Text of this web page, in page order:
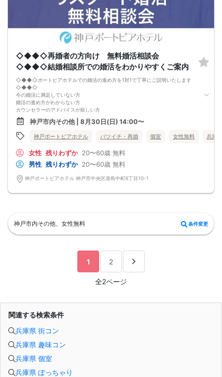
カップルになられた方は、パーティー終了後
お二人でのお時間をお過ごしくださいませ。
※本イベントの最少催行人数は男女各3名です。
※参加人数や会場の都合により、やむを得ず開催中止と判断する場合がございま
-------------------------------------------------------
当日の持ち物
・ご本人様確認書類（運転免許証・保険証など生年月日の記載がある公的な証明
書）を忘れずご持参ください。
※その他、各イベントの内容・注意事項の記載をご確認ください。
※クレジットカードなどはご本人様確認書類になりませんのでご注意ください。
・お飲み物
※アルコール飲料はお控えください。
婚活パーティー 街コン お見合いパーティー
◇◆◆◇再婚者の方向け 無料婚活相談会
◇◆◆◇結婚相談所での婚活をわかりやすくご案内
◇◆◆◇ポートピアホテルでの婚活の進め方を1対1で丁寧にご説明いたします
◇◆◆◇
今の婚活に満足していない方
婚活の進め方がわからない方
カウンセラーのアドバイスが欲しい方
離婚歴があり婚活に不安を感じている方
真剣に婚活をしている方、これからしたい方でしたらどなたでもお申込みいただ
けます。
2026年8月末まで『婚活応援キャンペーン』実施中！
※その日にお相手を紹介するものではありません。
※婚活を真剣に考えている方向けの内容です。
神戸市内その他 | 8月30日(日) 14:00〜
神戸ポートピアホテル バツイチ・再婚 個室 女性無料 兵庫
女性 残りわずか 20〜60歳 無料
男性 残りわずか 20〜60歳 無料
神戸ポートピアホテル 神戸市中央区港島中町6丁目10-1
神戸市内その他、女性無料 条件変更
1 2
全2ページ
関連する検索条件
兵庫県 街コン
兵庫県 趣味コン
兵庫県 個室
兵庫県 ぽっちゃり